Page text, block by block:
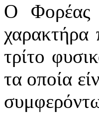
Ο Φορέας
χαρακτήρα
τρίτο
τα οποία